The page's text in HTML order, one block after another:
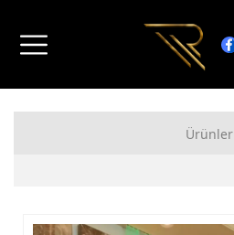
Ürünler